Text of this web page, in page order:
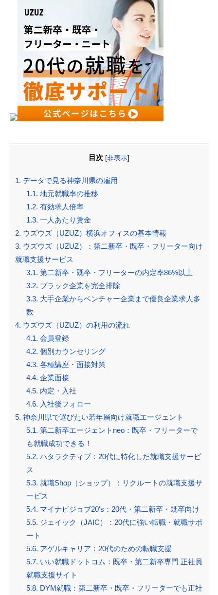
目次 [非表示]
1. データで見る神奈川県の雇用
1.1. 地元就職率の推移
1.2. 有効求人倍率
1.3. 一人あたり賃金
2. ウズウズ（UZUZ）横浜オフィスの基本情報
3. ウズウズ（UZUZ）：第二新卒・既卒・フリーター向け
就職支援サービス
3.1. 第二新卒・既卒・フリーターの内定率86%以上
3.2. ブラック企業を完全排除
3.3. 大手企業からベンチャー企業まで優良企業求人多
数
4. ウズウズ（UZUZ）の利用の流れ
4.1. 会員登録
4.2. 個別カウンセリング
4.3. 各種講座・面接対策
4.4. 企業面接
4.5. 内定・入社
4.6. 入社後フォロー
5. 神奈川県で選びたい若年層向け就職エージェント
5.1. 第二新卒エージェントneo：既卒・フリーターで
も就職成功できる！
5.2. ハタラクティブ：20代に特化した就職支援サービ
ス
5.3. 就職Shop（ショップ）：リクルートの就職支援サ
ービス
5.4. マイナビジョブ20's：20代・第二新卒・既卒向け
5.5. ジェイック（JAIC）：20代に強い転職・就職サポ
ート
5.6. アゲルキャリア：20代のための転職支援
5.7. いい就職ドットコム：既卒・第二新卒専門 正社員
就職支援サイト
5.8. DYM就職：第二新卒・既卒・フリーターでも正社